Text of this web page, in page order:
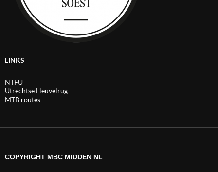
LINKS
NTFU
Utrechtse Heuvelrug
MTB routes
COPYRIGHT MBC MIDDEN NL